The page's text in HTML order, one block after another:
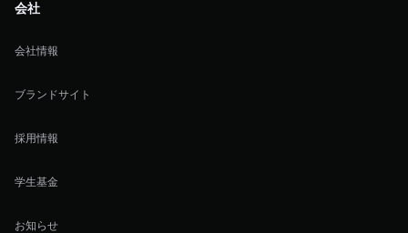
会社
会社情報
ブランドサイト
採用情報
学生基金
お知らせ